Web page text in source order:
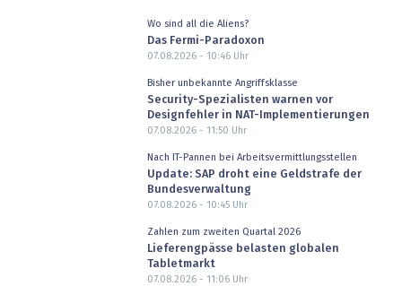
Wo sind all die Aliens?
Das Fermi-Paradoxon
07.08.2026 - 10:46Uhr
Bisher unbekannte Angriffsklasse
Security-Spezialisten warnen vor
Designfehler in NAT-Implementierungen
07.08.2026 - 11:50 Uhr
Nach IT-Pannen bei Arbeitsvermittlungsstellen
Update: SAP droht eine Geldstrafe der
Bundesverwaltung
07.08.2026 - 10:45Uhr
Zahlen zum zweiten Quartal 2026
Lieferengpässe belasten globalen
Tabletmarkt
07.08.2026 - 11:06Uhr